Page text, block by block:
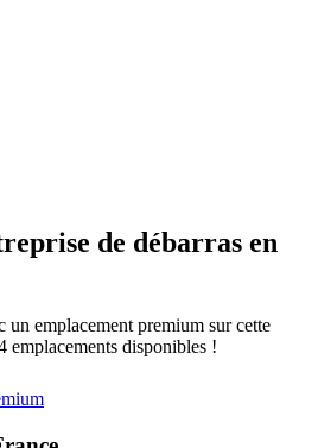
de débarras en
emplacement premium sur cette
emplacements disponibles !